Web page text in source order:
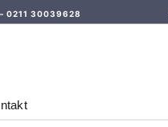
0211 30039628